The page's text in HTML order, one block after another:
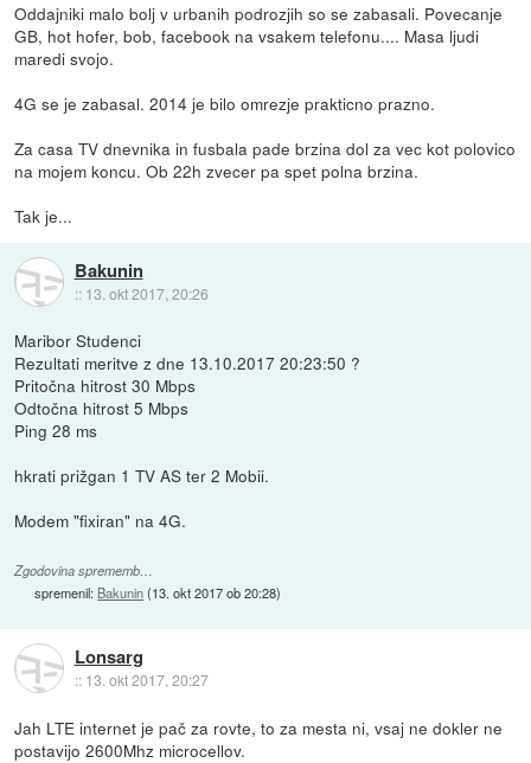
Oddajniki malo bolj v urbanih podrozjih so se zabasali. Povecanje
GB, hot hofer, bob, facebook na vsakem telefonu.... Masa ljudi
maredi svojo.
4G se je zabasal. 2014 je bilo omrezje prakticno prazno.
Za casa TV dnevnika in fusbala pade brzina dol za vec kot polovico
na mojem koncu. Ob 22h zvecer pa spet polna brzina.
Tak je...
Bakunin
:: 13. okt 2017, 20:26
Maribor Studenci
Rezultati meritve z dne 13.10.2017 20:23:50 ?
Pritočna hitrost 30 Mbps
Odtočna hitrost 5 Mbps
Ping 28 ms
hkrati prižgan 1 TV AS ter 2 Mobii.
Modem "fixiran" na 4G.
Zgodovina sprememb…
spremenil: Bakunin(13. okt 2017 ob 20:28)
Lonsarg
:: 13. okt 2017, 20:27
Jah LTE internet je pač za rovte, to za mesta ni, vsaj ne dokler ne
postavijo 2600Mhz microcellov.